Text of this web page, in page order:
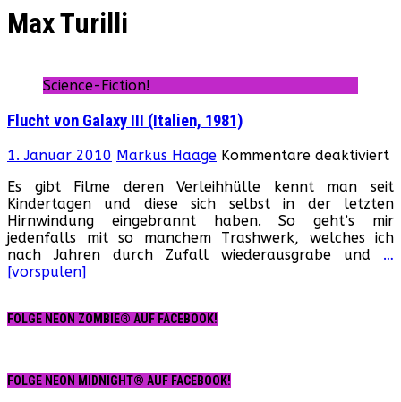
Max Turilli
Science-Fiction!
Flucht von Galaxy III (Italien, 1981)
1. Januar 2010 Markus Haage Kommentare deaktiviert
III
Es gibt Filme deren Verleihhülle kennt man seit
Kindertagen und diese sich selbst in der letzten
Hirnwindung eingebrannt haben. So geht’s mir
jedenfalls mit so manchem Trashwerk, welches ich
nach Jahren durch Zufall wiederausgrabe und …
[vorspulen]
FOLGE NEON ZOMBIE® AUF FACEBOOK!
FOLGE NEON MIDNIGHT® AUF FACEBOOK!